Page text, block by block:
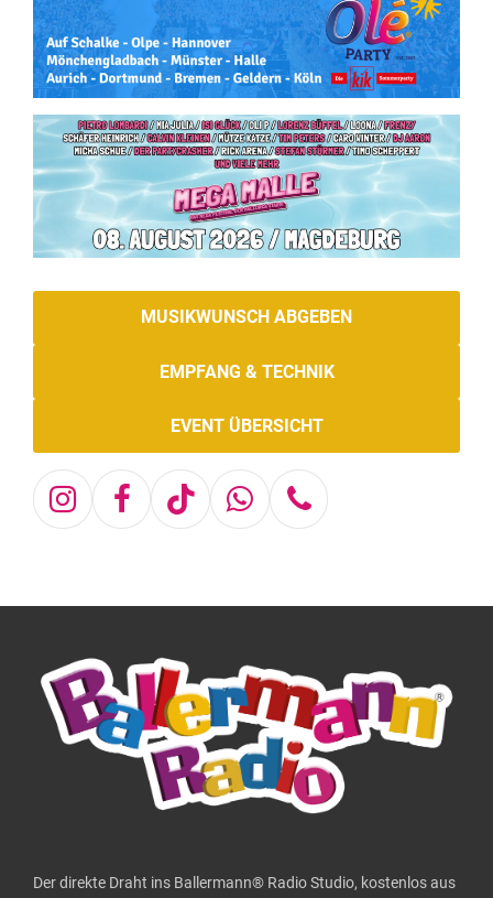
MUSIKWUNSCH ABGEBEN
EMPFANG & TECHNIK
EVENT ÜBERSICHT
Instagram
Facebook
TiktokWhatsapp
Telefon
Der direkte Draht ins Ballermann® Radio Studio, kostenlos aus